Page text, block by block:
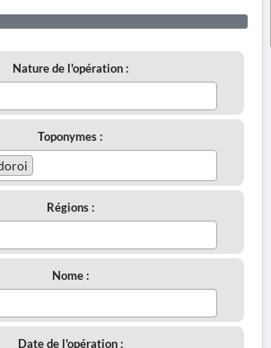
Nature de l'opération :
Toponymes :
Régions :
Nome :
Date de l'opération :